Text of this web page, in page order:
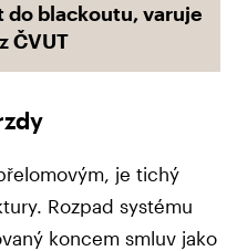
blackoutu, varuje
ČVUT
je tichý
Rozpad systému
koncem smluv jako